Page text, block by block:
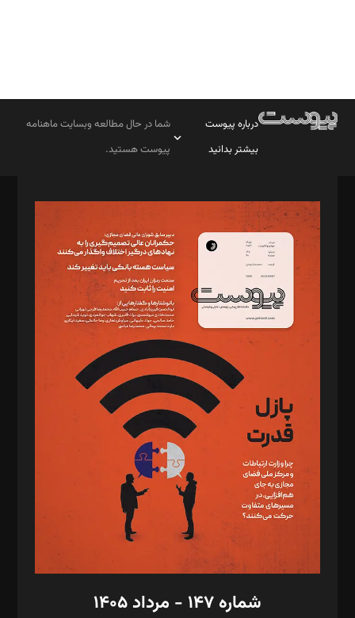
درباره پیوست
بیشتر بدانید
شما در حال مطالعه وبسایت ماهنامه
پیوست هستید.
مدیر مسئول: محمدباقر اثنی‌عشری
سردبیر: مهرک محمودی
دبیر تحریریه: میثم قاسمی
د‌بیر ناداستان: سمانه سمیع
د‌بیر خدمت و تجارت: ابوالفضل رجبی
د‌بیر حقوق فناوری: حسام‌الدین ایپکچی
د‌بیر پیوست جهان: مینا پاکدل
د‌بیر تحریریه آنلاین: بابک نقاش
تحریریه‌: مجتبی محمود‌ی، آرش برهمند، یسنا امان‌پور، سروش کرمیان،
مصطفی مسجدی آرانی، ابوالفضل رجبی، زهرا فکرانه، فائزه فتحی
رستمی،مصطفی باستان
ویرایش: نگار استاد‌‌آقا
طراح یونیفرم: مجید توکلی
فیلمبرداری و عکاسی: امیر شفیعی، مانی لطفی زاده
گرافیک و صفحه‌آرایی: سید‌سبحان‌علی ثابت
مد‌یر توسعه تجاری: کامبیز برید‌
امور مالی: شاپور رهبری، محمد‌ کاظمی‌نیا
شماره ۱۴۷ - مرداد ۱۴۰۵